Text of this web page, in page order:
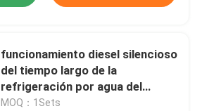
funcionamiento diesel silencioso
del tiempo largo de la
refrigeración por agua del
generador de 10kva -500kva
MOQ：1Sets